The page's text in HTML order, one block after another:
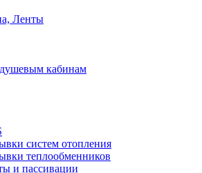
Ленты
кабинам
систем отопления
теплообменников
и пассивации